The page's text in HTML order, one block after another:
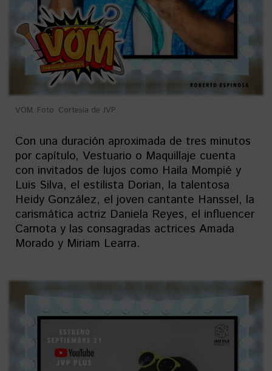
VOM. Foto: Cortesía de JVP
Con una duración aproximada de tres minutos
por capítulo, Vestuario o Maquillaje cuenta
con invitados de lujos como Haila Mompié y
Luis Silva, el estilista Dorian, la talentosa
Heidy González, el joven cantante Hanssel, la
carismática actriz Daniela Reyes, el influencer
Carnota y las consagradas actrices Amada
Morado y Miriam Learra.